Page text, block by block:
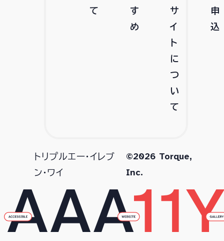
て
す
め
サ
イ
ト
に
つ
い
て
申
込
トリプルエー・イレブ
ン・ワイ
©2026 Torque,
Inc.